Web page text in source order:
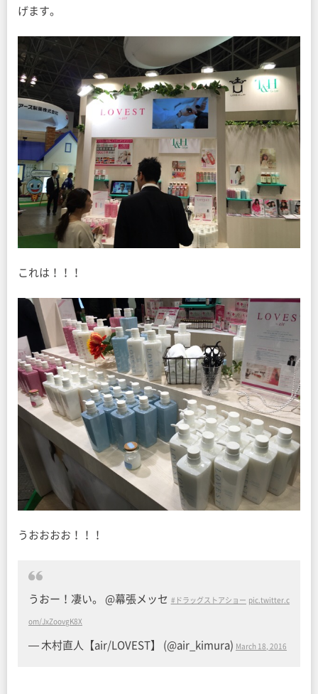
げます。
これは！！！
うおおおお！！！
うおー！凄い。 @幕張メッセ #ドラッグストアショー pic.twitter.c
om/JxZoovgK8X
— 木村直人【air/LOVEST】 (@air_kimura) March 18, 2016